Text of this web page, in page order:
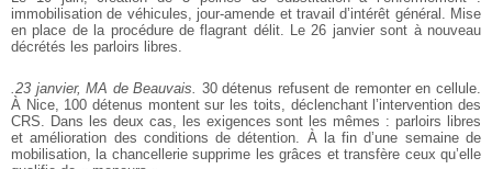
immobilisation de véhicules, jour-amende et travail d’intérêt général. Mise
en place de la procédure de flagrant délit. Le 26 janvier sont à nouveau
décrétés les parloirs libres.
.23 janvier, MA de Beauvais.
30 détenus refusent de remonter en cellule.
À Nice, 100 détenus montent sur les toits, déclenchant l’intervention des
CRS. Dans les deux cas, les exigences sont les mêmes : parloirs libres
et amélioration des conditions de détention. À la fin d’une semaine de
mobilisation, la chancellerie supprime les grâces et transfère ceux qu’elle